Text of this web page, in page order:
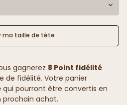
ma taille de tête
gagnerez 8 Point fidélité
de fidélité. Votre panier
qui pourront être convertis en
prochain achat.